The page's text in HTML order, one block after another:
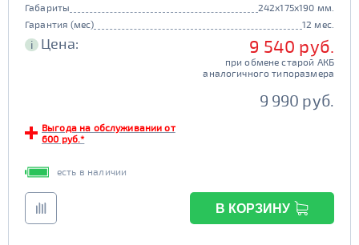
Габариты
242x175x190 мм.
Гарантия (мес)
12 мес.
i Цена: 9 540 руб.
при обмене старой АКБ
аналогичного типоразмера
9 990 руб.
Выгода на обслуживании от
600 руб.*
есть в наличии
В КОРЗИНУ